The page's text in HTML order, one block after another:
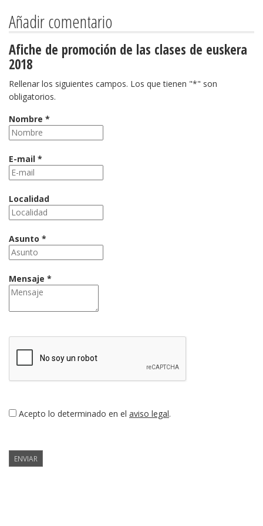
Añadir comentario
Afiche de promoción de las clases de euskera
2018
Rellenar los siguientes campos. Los que tienen "*" son
obligatorios.
Nombre *
E-mail *
Localidad
Asunto *
Mensaje *
Acepto lo determinado en el aviso legal.
ENVIAR